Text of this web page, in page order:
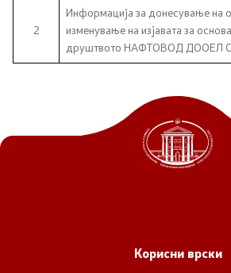
Министерства
2
Информација за донесување на
изменување на изјавата за
друштвото НАФТОВОД ДООЕЛ
Корисни врски